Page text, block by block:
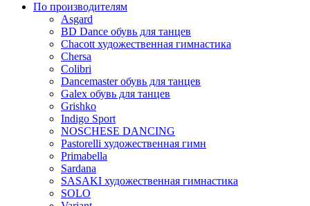
По производителям
Asgard
BD Dance обувь для танцев
Chacott художественная гимнастика
Chersa
Colibri
Dancemaster обувь для танцев
Galex обувь для танцев
Grishko
Indigo Sport
NOSCHESE DANCING
Pastorelli художественная гимн
Primabella
Sardana
SASAKI художественная гимнастика
SOLO